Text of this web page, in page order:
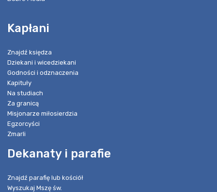
Kapłani
Znajdź księdza
Dziekani i wicedziekani
Godności i odznaczenia
Kapituły
Na studiach
Za granicą
Misjonarze miłosierdzia
Egzorcyści
Zmarli
Dekanaty i parafie
Znajdź parafię lub kościół
Wyszukaj Mszę św.